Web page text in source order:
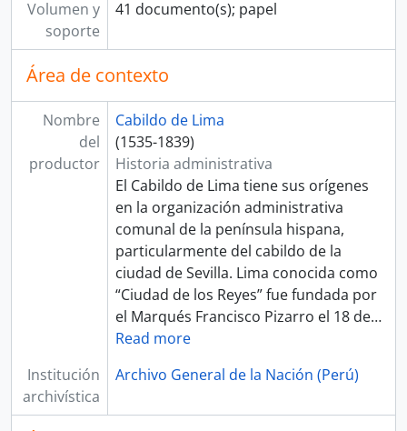
[Serie] CONTROL DE ABASTOS
[Serie] CONTROL DE GREMIOS, ARTESANOS Y OTROS PROFESIONALES
[Serie] HIGIENE Y ORNATO
[Serie] SERVICIOS
[Sección] JUSTICIA ORDINARIA
[Sección] JUZGADO PRIVATIVO DE AGUAS
[Fondo] REAL AUDIENCIA DE LIMA
[Fondo] RENTA DE CORREOS
[Fondo] GUERRA Y MARINA
[Fondo] TRIBUNAL DE MINERÍA
[Fondo] CORTE SUPERIOR DE JUSTICIA
[Fondo] MINISTERIO DE GOBIERNO Y POLICÍA
[Fondo] MINISTERIO DE HACIENDA Y COMERCIO
[Fondo] COMISIÓN NACIONAL DEL SESQUICENTENARIO DE LA INDEPENDENCIA DEL PERÚ
[Agrupación documental] FONDOS FÁCTICOS
[Agrupación documental] PROTOCOLOS NOTARIALES
[Agrupación documental] COLECCIONES
Volumen y
soporte
41 documento(s); papel
Área de contexto
Nombre
del
productor
Cabildo de Lima
(1535-1839)
Historia administrativa
El Cabildo de Lima tiene sus orígenes
en la organización administrativa
comunal de la península hispana,
particularmente del cabildo de la
ciudad de Sevilla. Lima conocida como
“Ciudad de los Reyes” fue fundada por
el Marqués Francisco Pizarro el 18 de…
Read more
Institución
archivística
Archivo General de la Nación (Perú)